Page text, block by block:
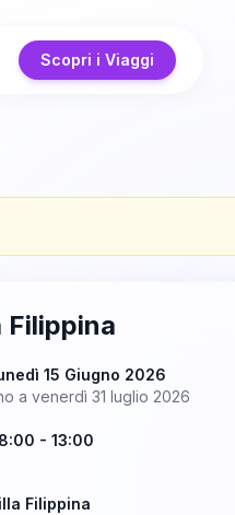
Scopri i Viaggi
Filippina
15 Giugno 2026
a venerdì 31 luglio 2026
- 13:00
Filippina